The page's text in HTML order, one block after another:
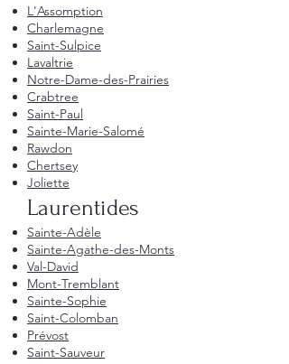
L'Assomption
Charlemagne
Saint-Sulpice
Lavaltrie
Notre-Dame-des-Prairies
Crabtree
Saint-Paul
Sainte-Marie-Salomé
Rawdon
Chertsey
Joliette
Laurentides
Sainte-Adèle
Sainte-Agathe-des-Monts
Val-David
Mont-Tremblant
Sainte-Sophie
Saint-Colomban
Prévost
Saint-Sauveur